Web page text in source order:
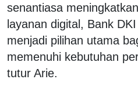
senantiasa
layanan digital, Bank
menjadi pilihan utama
memenuhi kebutuhan
tutur Arie.